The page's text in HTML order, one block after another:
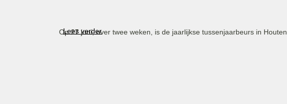
Op 27 juni, over twee weken, is de jaarlijkse tussenjaarbeurs in Houten.
Lees verder